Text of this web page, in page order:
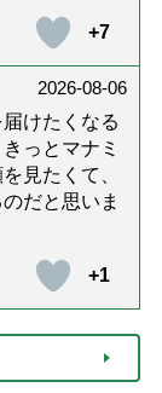
+7
2026-08-06
けたくなる
っとマナミ
見たくて、
だと思いま
+1